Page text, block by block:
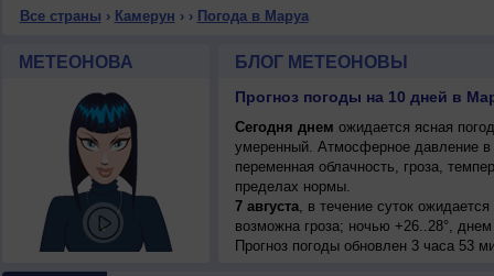
Все страны › Камерун › › Погода в Маруа
МЕТЕОНОВА БЛОГ МЕТЕОНОВЫ
Прогноз погоды на 10 дней в
Сегодня днем ожидается ясная
умеренный. Атмосферное давление
переменная облачность, гроза,
пределах нормы.
7 августа, в течение суток
возможна гроза; ночью +26..28°,
7 августа, ожидается переменная
Прогноз погоды обновлен 3 часа 53